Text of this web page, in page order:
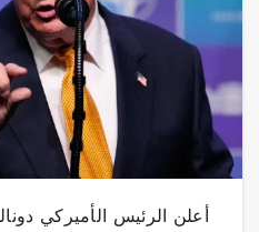
أعلن الرئيس الأميركي